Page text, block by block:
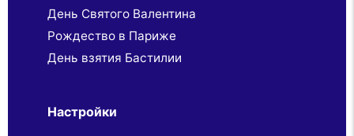
День Святого Валентина
Рождество в Париже
День взятия Бастилии
Настройки